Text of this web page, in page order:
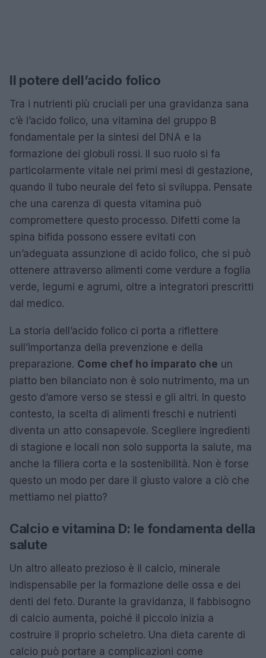
Il potere dell’acido folico
Tra i nutrienti più cruciali per una gravidanza sana
c’è l’acido folico, una vitamina del gruppo B
fondamentale per la sintesi del DNA e la
formazione dei globuli rossi. Il suo ruolo si fa
particolarmente vitale nei primi mesi di gestazione,
quando il tubo neurale del feto si sviluppa. Pensate
che una carenza di questa vitamina può
compromettere questo processo. Difetti come la
spina bifida possono essere evitati con
un’adeguata assunzione di acido folico, che si può
ottenere attraverso alimenti come verdure a foglia
verde, legumi e agrumi, oltre a integratori prescritti
dal medico.
La storia dell’acido folico ci porta a riflettere
sull’importanza della prevenzione e della
preparazione. Come chef ho imparato che un
piatto ben bilanciato non è solo nutrimento, ma un
gesto d’amore verso se stessi e gli altri. In questo
contesto, la scelta di alimenti freschi e nutrienti
diventa un atto consapevole. Scegliere ingredienti
di stagione e locali non solo supporta la salute, ma
anche la filiera corta e la sostenibilità. Non è forse
questo un modo per dare il giusto valore a ciò che
mettiamo nel piatto?
Calcio e vitamina D: le fondamenta della
salute
Un altro alleato prezioso è il calcio, minerale
indispensabile per la formazione delle ossa e dei
denti del feto. Durante la gravidanza, il fabbisogno
di calcio aumenta, poiché il piccolo inizia a
costruire il proprio scheletro. Una dieta carente di
calcio può portare a complicazioni come